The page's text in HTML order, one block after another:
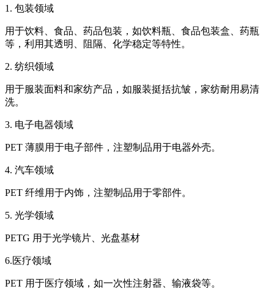
1. 包装领域
用于饮料、食品、药品包装，如饮料瓶、食品包装盒、药瓶
等，利用其透明、阻隔、化学稳定等特性。
2. 纺织领域
用于服装面料和家纺产品，如服装挺括抗皱，家纺耐用易清
洗。
3. 电子电器领域
PET 薄膜用于电子部件，注塑制品用于电器外壳。
4. 汽车领域
PET 纤维用于内饰，注塑制品用于零部件。
5. 光学领域
PETG 用于光学镜片、光盘基材
6.医疗领域
PET 用于医疗领域，如一次性注射器、输液袋等。